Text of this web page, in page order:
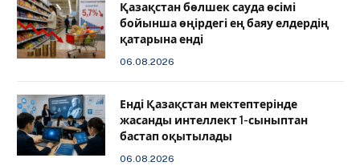
Қазақстан бөлшек сауда өсімі
бойынша өңірдегі ең баяу елдердің
қатарына енді
06.08.2026
️Енді Қазақстан мектептерінде
жасанды интеллект 1-сыныптан
бастап оқытылады
06.08.2026